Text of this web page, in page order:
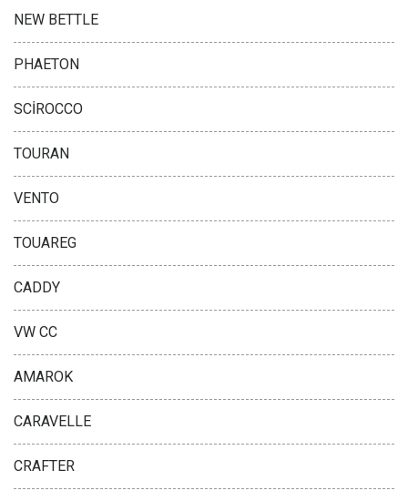
NEW BETTLE
PHAETON
SCİROCCO
TOURAN
VENTO
TOUAREG
CADDY
VW CC
AMAROK
CARAVELLE
CRAFTER